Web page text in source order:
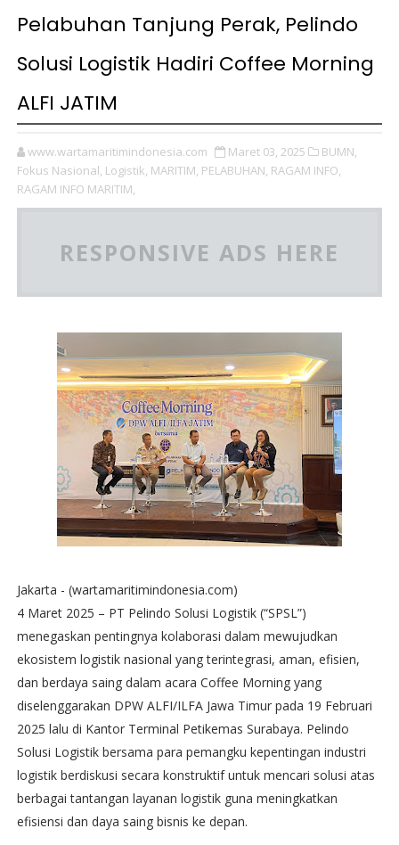
Pelabuhan Tanjung Perak, Pelindo
Solusi Logistik Hadiri Coffee Morning
ALFI JATIM
www.wartamaritimindonesia.com Maret 03, 2025
BUMN,
Fokus Nasional, Logistik, MARITIM, PELABUHAN, RAGAM INFO,
RAGAM INFO MARITIM,
RESPONSIVE ADS HERE
Jakarta - (wartamaritimindonesia.com)
4 Maret 2025 – PT Pelindo Solusi Logistik (“SPSL”)
menegaskan pentingnya kolaborasi dalam mewujudkan
ekosistem logistik nasional yang terintegrasi, aman, efisien,
dan berdaya saing dalam acara Coffee Morning yang
diselenggarakan DPW ALFI/ILFA Jawa Timur pada 19 Februari
2025 lalu di Kantor Terminal Petikemas Surabaya. Pelindo
Solusi Logistik bersama para pemangku kepentingan industri
logistik berdiskusi secara konstruktif untuk mencari solusi atas
berbagai tantangan layanan logistik guna meningkatkan
efisiensi dan daya saing bisnis ke depan.